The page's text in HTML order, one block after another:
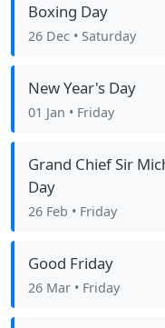
Boxing Day
26 Dec • Saturday
New Year's Day
01 Jan • Friday
Grand Chief Sir
Day
26 Feb • Friday
Good Friday
26 Mar • Friday